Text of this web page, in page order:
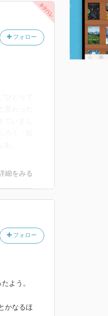
フォロー
細をみる
フォロー
よう。
かなるほ